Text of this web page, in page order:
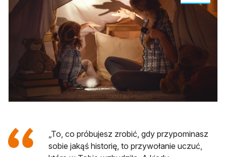
„To, co próbujesz zrobić, gdy przypominasz
sobie jakąś historię, to przywołanie uczuć,